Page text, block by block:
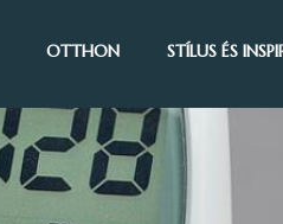
OTTHON STÍLUS ÉS